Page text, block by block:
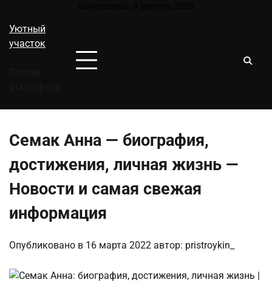
содержимому
Уютный
участок
Семак Анна — биография,
достижения, личная жизнь —
Новости и самая свежая
информация
Опубликовано в 16 марта 2022 автор: pristroykin_